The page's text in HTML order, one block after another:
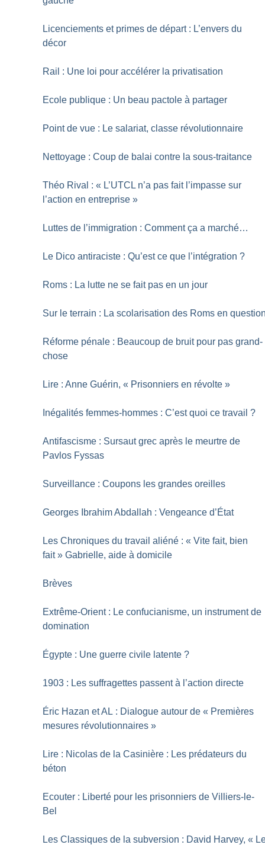
Licenciements et primes de départ : L’envers du
décor
Rail : Une loi pour accélérer la privatisation
Ecole publique : Un beau pactole à partager
Point de vue : Le salariat, classe révolutionnaire
Nettoyage : Coup de balai contre la sous-traitance
Théo Rival : « L’UTCL n’a pas fait l’impasse sur
l’action en entreprise »
Luttes de l’immigration : Comment ça a marché…
Le Dico antiraciste : Qu’est ce que l’intégration ?
Roms : La lutte ne se fait pas en un jour
Sur le terrain : La scolarisation des Roms en
Réforme pénale : Beaucoup de bruit pour pas grand-
chose
Lire : Anne Guérin, « Prisonniers en révolte »
Inégalités femmes-hommes : C’est quoi ce travail ?
Antifascisme : Sursaut grec après le meurtre de
Pavlos Fyssas
Surveillance : Coupons les grandes oreilles
Georges Ibrahim Abdallah : Vengeance d’État
Les Chroniques du travail aliéné : « Vite fait, bien
fait » Gabrielle, aide à domicile
Brèves
Extrême-Orient : Le confucianisme, un instrument de
domination
Égypte : Une guerre civile latente ?
1903 : Les suffragettes passent à l’action directe
Éric Hazan et AL : Dialogue autour de « Premières
mesures révolutionnaires »
Lire : Nicolas de la Casinière : Les prédateurs du
béton
Ecouter : Liberté pour les prisonniers de Villiers-le-
Bel
Les Classiques de la subversion : David Harvey, «